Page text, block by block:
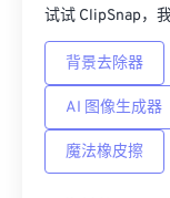
试试 ClipSnap，
背景去除器
AI 图像生成器
魔法橡皮擦